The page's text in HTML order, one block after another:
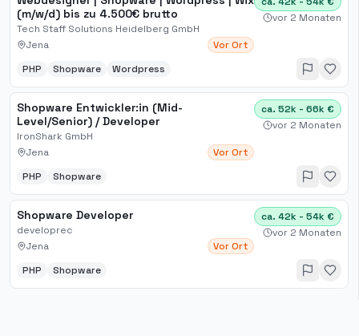
(m/w/d) bis zu 4.500€ brutto
Tech Staff Solutions Heidelberg GmbH
Jena
Vor Ort
vor 2 Monaten
PHP Shopware Wordpress
Shopware Entwickler:in (Mid-
Level/Senior) / Developer
IronShark GmbH
Jena
Vor Ort
ca. 52k - 66k €
vor 2 Monaten
PHP Shopware
Shopware Developer
developrec
Jena
Vor Ort
ca. 42k - 54k €
vor 2 Monaten
PHP Shopware